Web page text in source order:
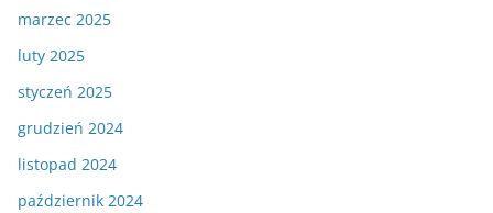
marzec 2025
luty 2025
styczeń 2025
grudzień 2024
listopad 2024
październik 2024